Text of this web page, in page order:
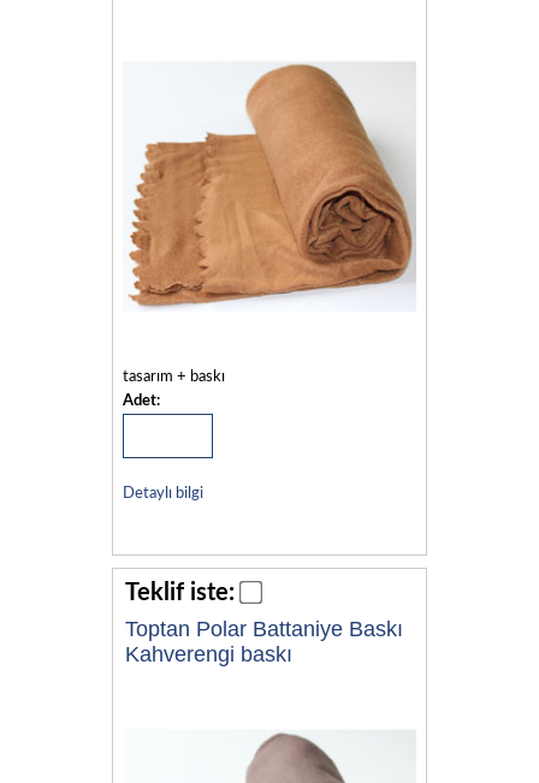
tasarım + baskı
Adet:
Detaylı bilgi
Teklif iste:
Toptan Polar Battaniye Baskı
Kahverengi baskı